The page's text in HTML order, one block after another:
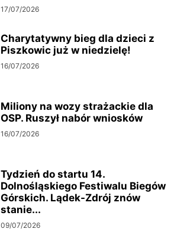
17/07/2026
Charytatywny bieg dla dzieci z
Piszkowic już w niedzielę!
16/07/2026
Miliony na wozy strażackie dla
OSP. Ruszył nabór wniosków
16/07/2026
Tydzień do startu 14.
Dolnośląskiego Festiwalu Biegów
Górskich. Lądek-Zdrój znów
stanie...
09/07/2026